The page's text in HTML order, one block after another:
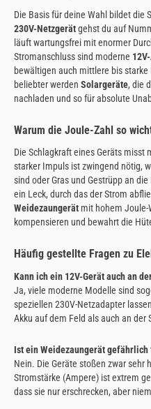
Die Basis für deine Wahl bildet die
230V-Netzgerätgehst du auf
läuft wartungsfrei mit enormer
Stromanschluss sind moderne
bewältigen auch mittlere bis
beliebter werden Solargeräte, die
nachladen und so für absolute
Warum die Joule-Zahl so
Die Schlagkraft eines Geräts misst
starker Impuls ist zwingend nötig,
sind oder Gras und Gestrüpp an
ein Leck, durch das der Strom
Weidezaungerät mit hohem Joule-
kompensieren und bewahrt die
Häufig gestellte Fragen zu
Kann ich ein 12V-Gerät auch an
Ja, viele moderne Modelle sind
speziellen 230V-Netzadapter
Akku auf dem Feld als auch an der
Ist ein Weidezaungerät
Nein. Die Geräte stoßen zwar sehr
Stromstärke (Ampere) ist extrem
dass sie nur erschrecken, aber